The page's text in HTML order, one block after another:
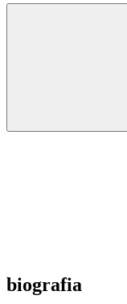
biografia